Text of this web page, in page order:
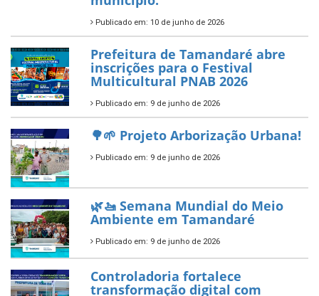
ÚLTIMAS NOTÍCIAS
Tamandaré conquista Selo
Diamante do Sebrae pelo
segundo ano consecutivo e
reafirma excelência no apoio ao
empreendedorismo.
Publicado em: 10 de junho de 2026
novos investimentos para
fortalecer a saúde pública do
município.
Publicado em: 10 de junho de 2026
Prefeitura de Tamandaré abre